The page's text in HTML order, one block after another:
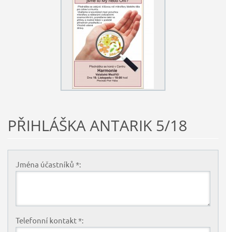
PŘIHLÁŠKA ANTARIK 5/18
Jména účastníků *:
Telefonní kontakt *: